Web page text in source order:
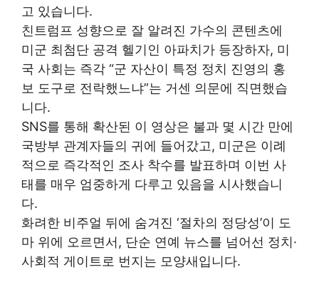
고 있습니다.
친트럼프 성향으로 잘 알려진 가수의 콘텐츠에
미군 최첨단 공격 헬기인 아파치가 등장하자, 미
국 사회는 즉각 “군 자산이 특정 정치 진영의 홍
보 도구로 전락했느냐”는 거센 의문에 직면했습
니다.
SNS를 통해 확산된 이 영상은 불과 몇 시간 만에
국방부 관계자들의 귀에 들어갔고, 미군은 이례
적으로 즉각적인 조사 착수를 발표하며 이번 사
태를 매우 엄중하게 다루고 있음을 시사했습니
다.
화려한 비주얼 뒤에 숨겨진 ‘절차의 정당성’이 도
마 위에 오르면서, 단순 연예 뉴스를 넘어선 정치·
사회적 게이트로 번지는 모양새입니다.